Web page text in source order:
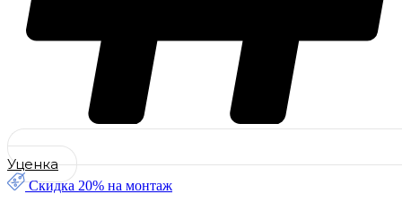
Уценка
Скидка 20% на монтаж